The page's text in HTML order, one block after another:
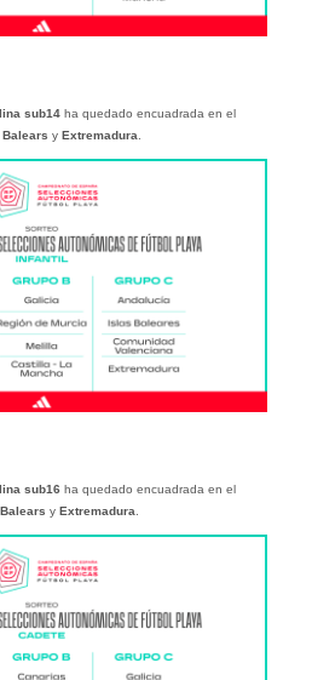
sub14ha quedado encuadrada en el
y Extremadura
sub16 ha quedado encuadrada en el
y Extremadura.